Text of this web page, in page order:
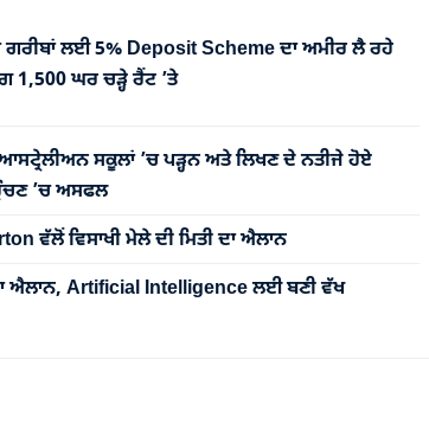
ਲਈ 5% Deposit Scheme ਦਾ ਅਮੀਰ ਲੈ ਰਹੇ
1,500 ਘਰ ਚੜ੍ਹੇ ਰੈਂਟ ’ਤੇ
ਸਕੂਲਾਂ ’ਚ ਪੜ੍ਹਨ ਅਤੇ ਲਿਖਣ ਦੇ ਨਤੀਜੇ ਹੋਏ
’ਚ ਅਸਫਲ
ਵੱਲੋਂ ਵਿਸਾਖੀ ਮੇਲੇ ਦੀ ਮਿਤੀ ਦਾ ਐਲਾਨ
ਐਲਾਨ, Artificial Intelligence ਲਈ ਬਣੀ ਵੱਖ